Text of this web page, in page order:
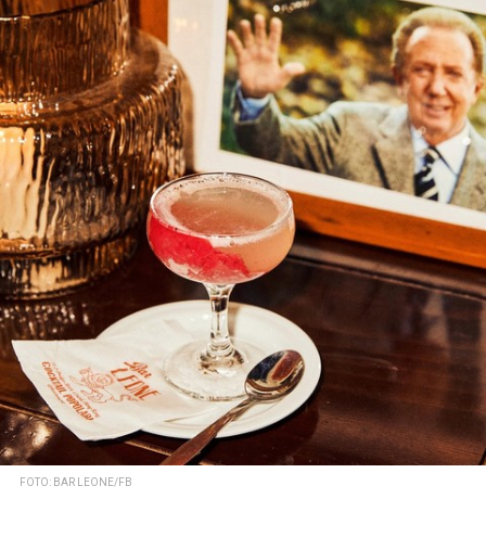
FOTO: BAR LEONE/FB